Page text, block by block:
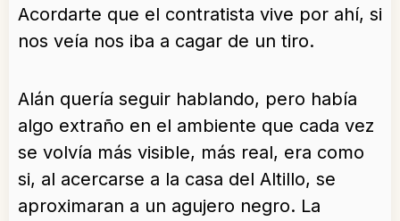
Acordarte que el contratista vive por ahí, si
nos veía nos iba a cagar de un tiro.
Alán quería seguir hablando, pero había
algo extraño en el ambiente que cada vez
se volvía más visible, más real, era como
si, al acercarse a la casa del Altillo, se
aproximaran a un agujero negro. La